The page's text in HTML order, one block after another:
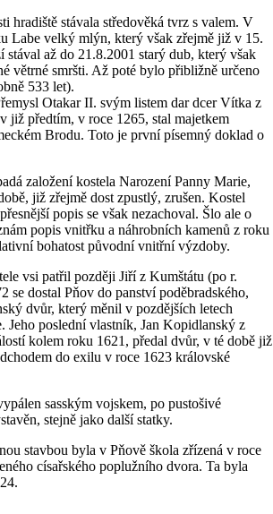
hradiště stávala středověká tvrz s valem. V
Labe velký mlýn, který však zřejmě již v 15.
stával až do 21.8.2001 starý dub, který však
větrné smršti. Až poté bylo přibližně určeno
533 let).
Otakar II. svým listem dar dcer Vítka z
již předtím, v roce 1265, stal majetkem
Brodu. Toto je první písemný doklad o
založení kostela Narození Panny Marie,
již zřejmě dost zpustlý, zrušen. Kostel
popis se však nezachoval. Šlo ale o
popis vnitřku a náhrobních kamenů z roku
bohatost původní vnitřní výzdoby.
vsi patřil později Jiří z Kumštátu (po r.
se dostal Pňov do panství poděbradského,
dvůr, který měnil v pozdějších letech
Jeho poslední vlastník, Jan Kopidlanský z
kolem roku 1621, předal dvůr, v té době již
do exilu v roce 1623 královské
sasským vojskem, po pustošivé
stejně jako další statky.
stavbou byla v Pňově škola zřízená v roce
císařského poplužního dvora. Ta byla